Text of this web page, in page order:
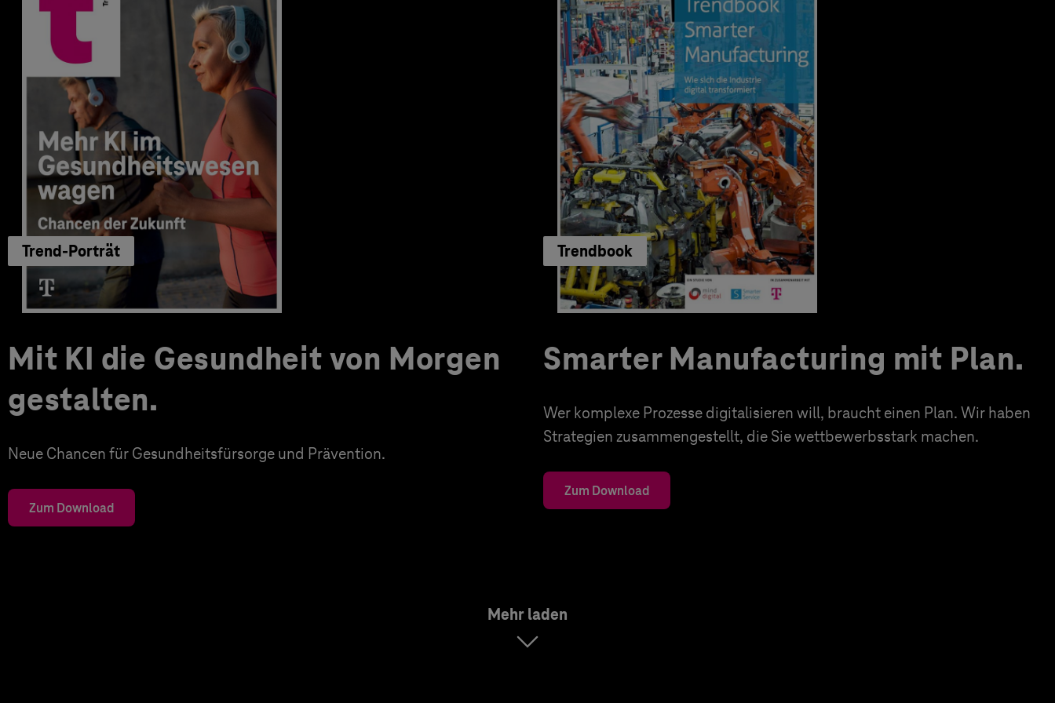
Trend-Porträt
Mit KI die Gesundheit von Morgen
gestalten.
Neue Chancen für Gesundheitsfürsorge und Prävention.
Zum Download
Trendbook
Smarter Manufacturing mit Plan.
Wer komplexe Prozesse digitalisieren will, braucht einen Plan. Wir haben
Strategien zusammengestellt, die Sie wettbewerbsstark machen.
Zum Download
Mehr laden